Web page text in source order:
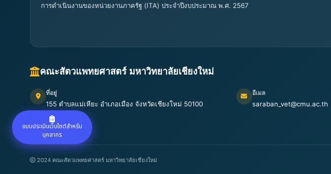
แบบประเมินเว็บไซต์สำหรับ
บุคลากร
การดำเนินงานของหน่วยงานภาครัฐ (ITA) ประจำปีงบประมาณ พ.ศ. 2567
คณะสัตวแพทยศาสตร์ มหาวิทยาลัยเชียงใหม่
ที่อยู่
155 ตำบลแม่เหียะ อำเภอเมือง จังหวัดเชียงใหม่ 50100
อีเมล
saraban_vet@cmu.ac.th
2024 คณะสัตวแพทยศาสตร์ มหาวิทยาลัยเชียงใหม่